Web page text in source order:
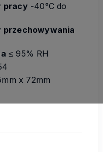
pracy-40°C do
przechowywania
≤ 95% RH
x 72mm